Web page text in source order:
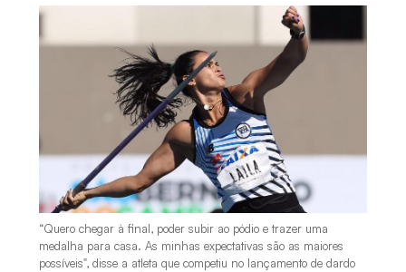
“Quero chegar à final, poder subir ao pódio e trazer uma
medalha para casa. As minhas expectativas são as maiores
possíveis", disse a atleta que competiu no lançamento de dardo